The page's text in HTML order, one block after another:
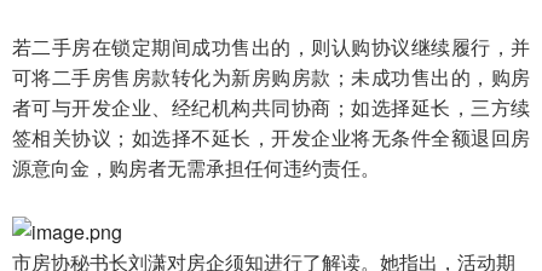
若二手房在锁定期间成功售出的，则认购协议继续履行，并
可将二手房售房款转化为新房购房款；未成功售出的，购房
者可与开发企业、经纪机构共同协商；如选择延长，三方续
签相关协议；如选择不延长，开发企业将无条件全额退回房
源意向金，购房者无需承担任何违约责任。
市房协秘书长刘潇对房企须知进行了解读。 她指出，活动期